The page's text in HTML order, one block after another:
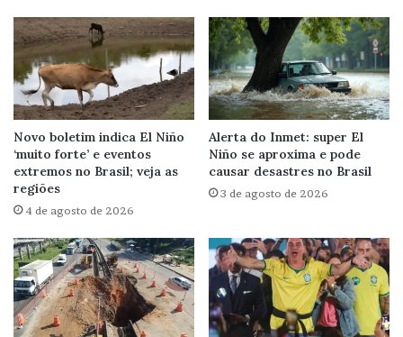
Novo boletim indica El Niño
‘muito forte’ e eventos
extremos no Brasil; veja as
regiões
4 de agosto de 2026
Alerta do Inmet: super El
Niño se aproxima e pode
causar desastres no Brasil
3 de agosto de 2026